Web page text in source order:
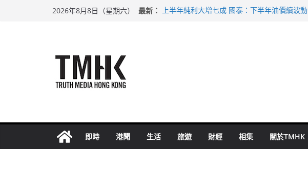
2026年8月8日（星期六） 最新：
上半年純利大增七成 國泰：下半年油價續波動
即時 港聞 生活 旅遊 財經 相集 關於TMHK